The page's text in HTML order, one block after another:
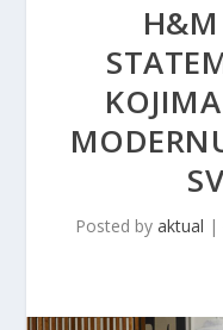
Posted by aktual |